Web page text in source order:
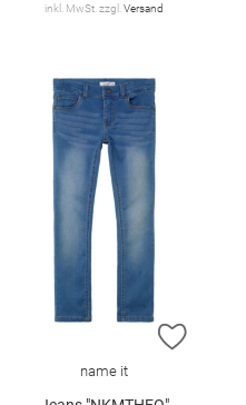
inkl. MwSt. zzgl. Versand
HINZUFÜGEN
ZUR
name it